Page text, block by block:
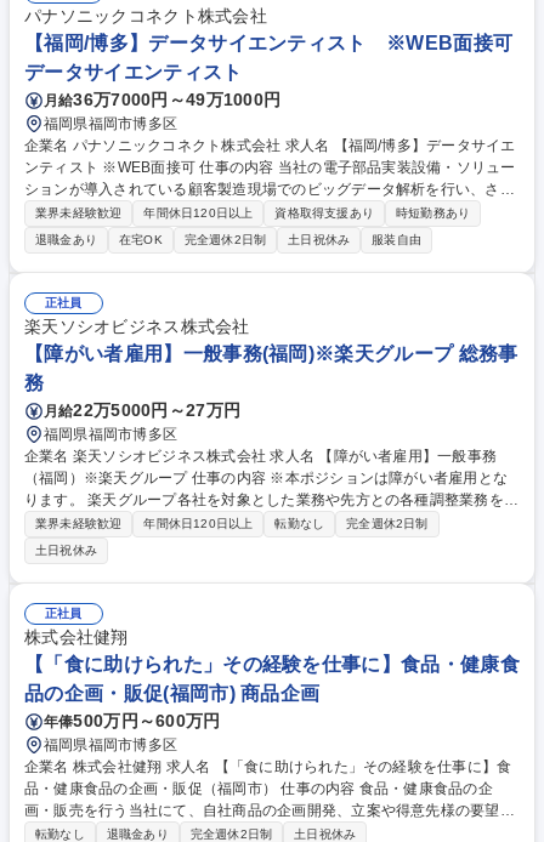
ティ研修の起案、実施 募集職種 【福岡/ヘルプデスク】◎キャリアの選択
肢が拡がる！成長機会が多い環境！
パナソニックコネクト株式会社
【福岡/博多】データサイエンティスト ※WEB面接可
データサイエンティスト
月給36万7000円～49万1000円
福岡県福岡市博多区
企業名 パナソニックコネクト株式会社 求人名 【福岡/博多】データサイエ
ンティスト ※WEB面接可 仕事の内容 当社の電子部品実装設備・ソリュー
ションが導入されている顧客製造現場でのビッグデータ解析を行い、さら
なるパフォーマンス向上のため以下のような業務をご担当いただきます。
・データ分析に基づく当社設備・ソリューションのシステム開発 顧客の製
造現場における電子部品実装ラインの稼働データや生産計画データなどを
解析し、人が考える以上の生産計画の自動最適化、トラブル・不良品の自
動予測等、稼働率・スループットの劇的な向上を実現するためのシステム
設計、開発を主導いただきます。 ・組織全体のデータリテラシー向上への
貢献 募集職種 【福岡/博多】データサイエンティスト ※WEB面接可
業界未経験歓迎 年間休日120日以上 資格取得支援あり
時短勤務あり
退職金あり
在宅OK 完全週休2日制 土日祝休み 服装自由
正社員
楽天ソシオビジネス株式会社
【障がい者雇用】一般事務(福岡)※楽天グループ 総務事
務
月給22万5000円～27万円
福岡県福岡市博多区
企業名 楽天ソシオビジネス株式会社 求人名 【障がい者雇用】一般事務
（福岡）※楽天グループ 仕事の内容 ※本ポジションは障がい者雇用とな
ります。 楽天グループ各社を対象とした業務や先方との各種調整業務をご
担当頂きます。 【詳細】■総務関連業務■人事労務、教育研修関連業務■経
理事務（決済代行、立替金処理など）■サービス運用関連業務（楽天が展
開するサービスの運用、情報精査、審査、メルマガ制作など）■発送・PD
F化・印刷関連業務（キャンペーン運営事務局対応、補助、物品の梱包、
発送など） ※上記の業務のうちいずれかをご担当いただきます。※仕事内
容は障がいの状況により相談に応じます。 ※変更範囲:当社業務全般 募集
職種 【障がい者雇用】一般事務（福岡）※楽天グループ
業界未経験歓迎 年間休日120日以上 転勤なし
完全週休2日制
土日祝休み
正社員
株式会社健翔
【「食に助けられた」その経験を仕事に】食品・健康食
品の企画・販促(福岡市) 商品企画
年俸500万円～600万円
福岡県福岡市博多区
企業名 株式会社健翔 求人名 【「食に助けられた」その経験を仕事に】食
品・健康食品の企画・販促（福岡市） 仕事の内容 食品・健康食品の企
画・販売を行う当社にて、自社商品の企画開発、立案や得意先様の要望・
PB商品の企画、販促などをお任せします。顧客のニーズを直接汲み取り
転勤なし 退職金あり 完全週休2日制 土日祝休み